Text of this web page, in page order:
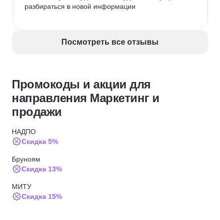
разбираться в новой информации
Посмотреть все отзывы
Промокоды и акции для
направления Маркетинг и
продажи
НАДПО
Скидка 5%
Бруноям
Скидка 13%
МИТУ
Скидка 15%